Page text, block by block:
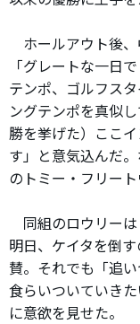
ホールアウト後、
「グレートな一日
テンポ、ゴルフス
ングテンポを真似
勝を挙げた）ここ
す」と意気込んだ
のトミー・フリー
同組のロウリーは
明日、ケイタを倒
賛。それでも「追
食らいついていき
に意欲を見せた。